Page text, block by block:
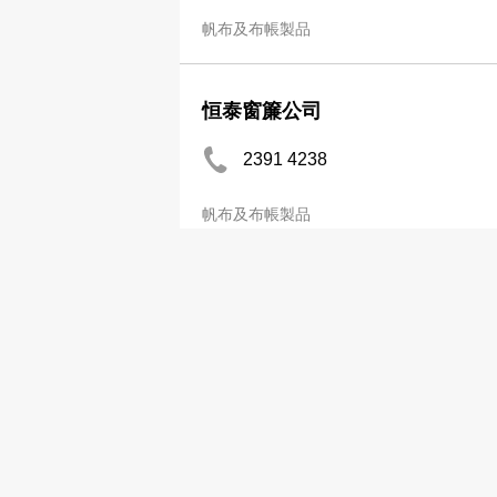
帆布及布帳製品
恒泰窗簾公司
2391 4238
帆布及布帳製品